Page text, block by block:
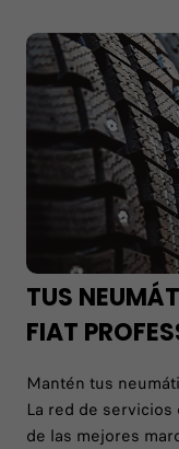
TUS
FIAT
Mantén tus
La red de
de las mejores